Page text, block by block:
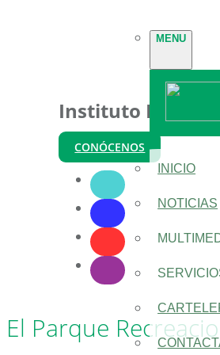
MENU
INICIO
NOTICIAS
Instituto
CONÓCENOS
El Parque